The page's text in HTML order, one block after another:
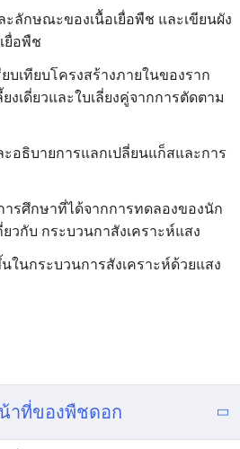
ะลักษณะของเนื้อเยื่อพืช และเขียนผัง
ยื่อพืช
บเทียบโครงสร้างภายในของราก
งเดี่ยวและใบเลี่ยงคู่จากการตัดตาม
อธิบายการแลกเปลี่ยนแก็สและการ
รศึกษาที่ได้จากการทดลองของนัก
วกับ กระบวนกาสังเคราะห์แสง
ในกระบวนการสังเคราะห์ด้วยแสง
าที่ของพืชดอก